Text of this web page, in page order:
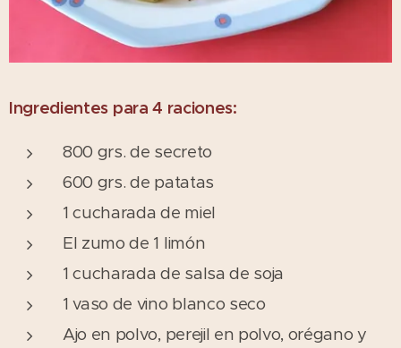
Ingredientes para 4 raciones:
800 grs. de secreto
600 grs. de patatas
1 cucharada de miel
El zumo de 1 limón
1 cucharada de salsa de soja
1 vaso de vino blanco seco
Ajo en polvo, perejil en polvo, orégano y